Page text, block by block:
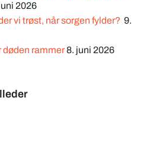
2026
vi trøst, når sorgen fylder? 9.
døden rammer8. juni 2026